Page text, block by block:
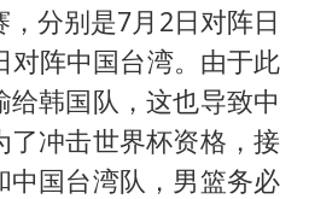
，分别是7月2日对阵日
对阵中国台湾。由于此
韩国队，这也导致中
了冲击世界杯资格，接
中国台湾队，男篮务必